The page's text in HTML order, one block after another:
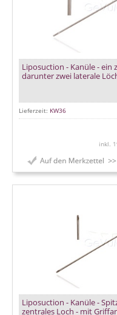
Liposuction - Kanüle - ein
darunter zwei laterale
Lieferzeit: KW36
inkl.
Liposuction - Kanüle -
zentrales Loch - mit